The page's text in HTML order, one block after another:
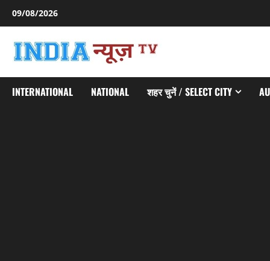
09/08/2026
INTERNATIONAL NATIONAL शहर चुनें / SELECT CITY